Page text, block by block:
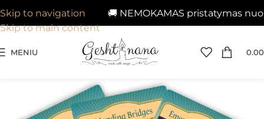
🚚 NEMOKAMAS pristatymas nuo
Skip to navigation
Skip to main content
MENIU 0.00